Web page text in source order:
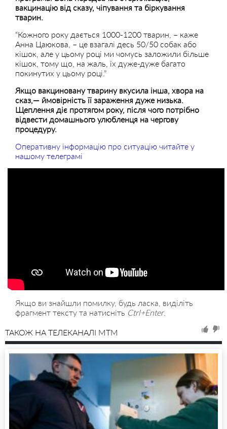
вакцинацію від сказу, чіпування та біркування
тварин.
“Кожного року дається 1000-1200 тварин, – каже
Анна Цаюкова, – це взагалі десь 50/50 собак або
кішок, але у цьому році ми чомусь заложили більше
кішок, тому що, на жаль, їх дуже-дуже багато
покинутих у цьому році.”
Якщо вакциновану тварину вкусила інша, хвора на
сказ,— ймовірність її зараження дуже низька.
Щеплення діє протягом року, після чого потрібно
відвести домашнього улюбленця на чергову
процедуру.
Оперативну інформацію про ситуацію читайте у
нашому телеграмі
Якщо ви знайшли помилку, будь ласка, виділіть
фрагмент тексту та натисніть Ctrl+Enter.
ТАКОЖ НА ТЕЛЕКАНАЛІ MTM